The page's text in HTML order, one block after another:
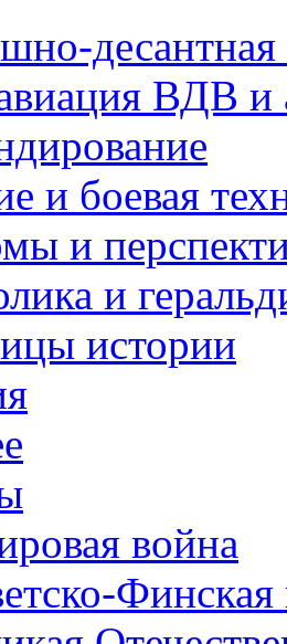
десантная
ВДВ и
и боевая
и
и
истории
война